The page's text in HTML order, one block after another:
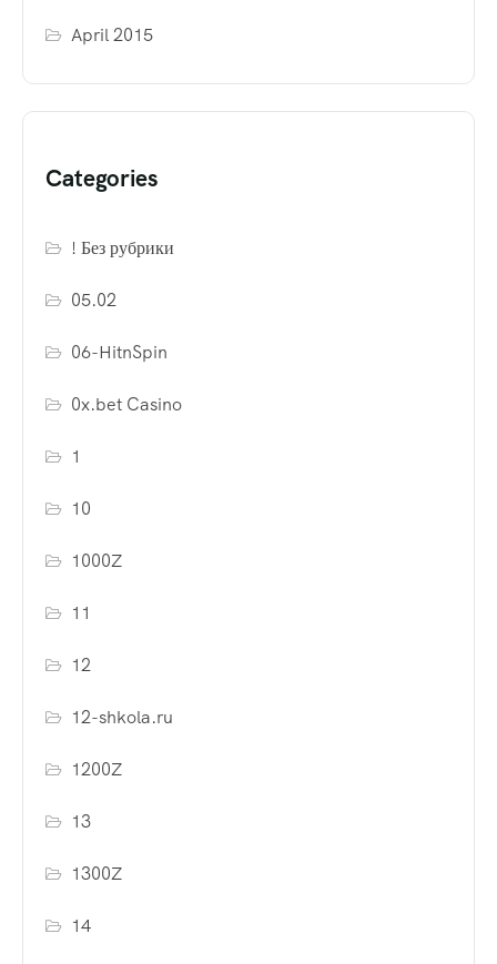
April 2015
Categories
! Без рубрики
05.02
06-HitnSpin
0x.bet Casino
1
10
1000Z
11
12
12-shkola.ru
1200Z
13
1300Z
14